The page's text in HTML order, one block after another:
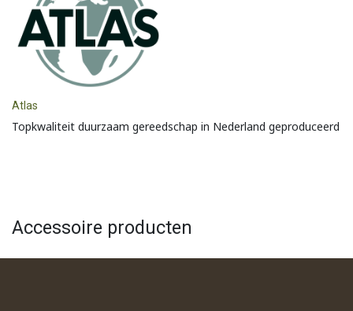
Atlas
Topkwaliteit duurzaam gereedschap in Nederland geproduceerd
Accessoire producten